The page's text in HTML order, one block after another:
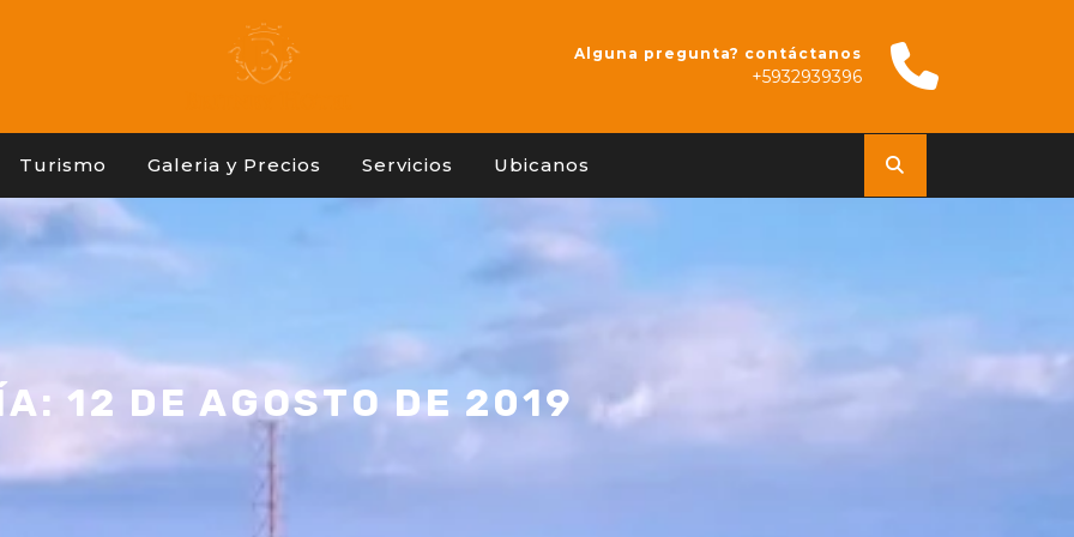
Alguna pregunta? contáctanos
+5932939396
Turismo Galeria y Precios Servicios Ubicanos
12 DE AGOSTO DE 2019